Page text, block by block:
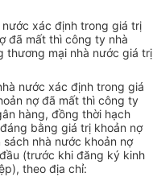
xác định trong giá trị
đã mất thì công ty nhà
thương mại nhà nước giá trị
nước xác định trong giá
nợ đã mất thì công ty
hàng, đồng thời hạch
bằng giá trị khoản nợ
nhà nước khoản nợ
(trước khi đăng ký kinh
theo địa chỉ: